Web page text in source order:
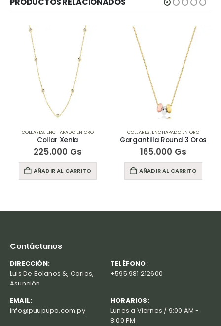
COLLARES, ENCHAPADO EN ORO
Collar Xenia
225.000 Gs
AÑADIR AL CARRITO
COLLARES, ENCHAPADO EN ORO
Gargantilla Round 3 Oros
165.000 Gs
AÑADIR AL CARRITO
Contáctanos
DIRECCIÓN:
Luis De Bolanos &, Carios,
Asunción
TELÉFONO:
+595 981 212600
EMAIL:
info@puupupa.com.py
HORARIOS:
Lunes a Viernes / 9:00 AM -
8:00 PM